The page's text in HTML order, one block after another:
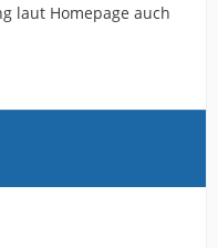
laut Homepage auch